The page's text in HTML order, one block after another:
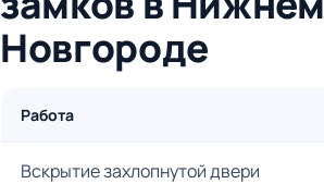
Новгороде
Работа
Вскрытие захлопнутой двери